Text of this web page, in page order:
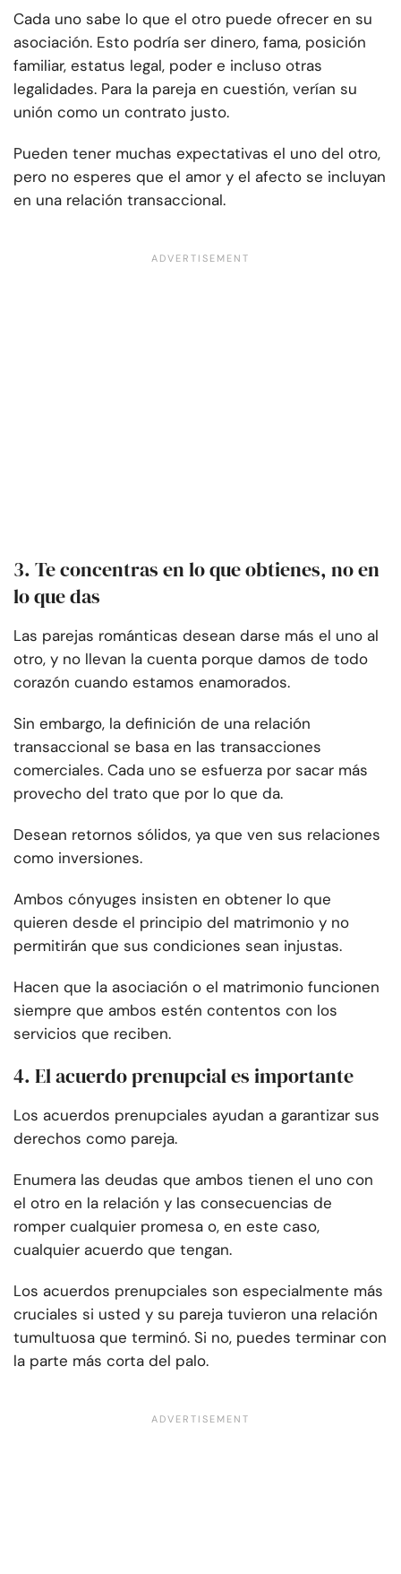
Cada uno sabe lo que el otro puede ofrecer en su
asociación. Esto podría ser dinero, fama, posición
familiar, estatus legal, poder e incluso otras
legalidades. Para la pareja en cuestión, verían su
unión como un contrato justo.
Pueden tener muchas expectativas el uno del otro,
pero no esperes que el amor y el afecto se incluyan
en una relación transaccional.
3. Te concentras en lo que obtienes, no en
lo que das
Las parejas románticas desean darse más el uno al
otro, y no llevan la cuenta porque damos de todo
corazón cuando estamos enamorados.
Sin embargo, la definición de una relación
transaccional se basa en las transacciones
comerciales. Cada uno se esfuerza por sacar más
provecho del trato que por lo que da.
Desean retornos sólidos, ya que ven sus relaciones
como inversiones.
Ambos cónyuges insisten en obtener lo que
quieren desde el principio del matrimonio y no
permitirán que sus condiciones sean injustas.
Hacen que la asociación o el matrimonio funcionen
siempre que ambos estén contentos con los
servicios que reciben.
4. El acuerdo prenupcial es importante
Los acuerdos prenupciales ayudan a garantizar sus
derechos como pareja.
Enumera las deudas que ambos tienen el uno con
el otro en la relación y las consecuencias de
romper cualquier promesa o, en este caso,
cualquier acuerdo que tengan.
Los acuerdos prenupciales son especialmente más
cruciales si usted y su pareja tuvieron una relación
tumultuosa que terminó. Si no, puedes terminar con
la parte más corta del palo.